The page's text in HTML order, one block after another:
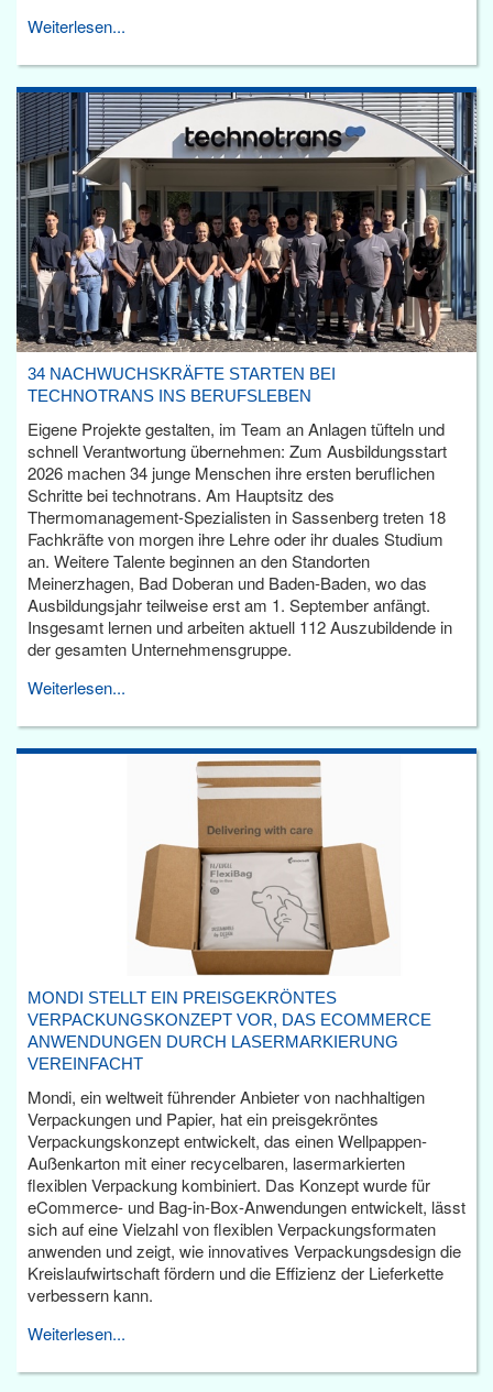
Weiterlesen...
34 NACHWUCHSKRÄFTE STARTEN BEI
TECHNOTRANS INS BERUFSLEBEN
Eigene Projekte gestalten, im Team an Anlagen tüfteln und
schnell Verantwortung übernehmen: Zum Ausbildungsstart
2026 machen 34 junge Menschen ihre ersten beruflichen
Schritte bei technotrans. Am Hauptsitz des
Thermomanagement-Spezialisten in Sassenberg treten 18
Fachkräfte von morgen ihre Lehre oder ihr duales Studium
an. Weitere Talente beginnen an den Standorten
Meinerzhagen, Bad Doberan und Baden-Baden, wo das
Ausbildungsjahr teilweise erst am 1. September anfängt.
Insgesamt lernen und arbeiten aktuell 112 Auszubildende in
der gesamten Unternehmensgruppe.
Weiterlesen...
MONDI STELLT EIN PREISGEKRÖNTES
VERPACKUNGSKONZEPT VOR, DAS ECOMMERCE
ANWENDUNGEN DURCH LASERMARKIERUNG
VEREINFACHT
Mondi, ein weltweit führender Anbieter von nachhaltigen
Verpackungen und Papier, hat ein preisgekröntes
Verpackungskonzept entwickelt, das einen Wellpappen-
Außenkarton mit einer recycelbaren, lasermarkierten
flexiblen Verpackung kombiniert. Das Konzept wurde für
eCommerce- und Bag-in-Box-Anwendungen entwickelt, lässt
sich auf eine Vielzahl von flexiblen Verpackungsformaten
anwenden und zeigt, wie innovatives Verpackungsdesign die
Kreislaufwirtschaft fördern und die Effizienz der Lieferkette
verbessern kann.
Weiterlesen...